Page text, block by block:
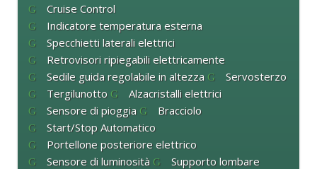
Cruise Control
Indicatore temperatura esterna
Specchietti laterali elettrici
Retrovisori ripiegabili elettricamente
Sedile guida regolabile in altezza
Servosterzo
Tergilunotto
Alzacristalli elettrici
Sensore di pioggia
Bracciolo
Start/Stop Automatico
Portellone posteriore elettrico
Sensore di luminosità
Supporto lombare